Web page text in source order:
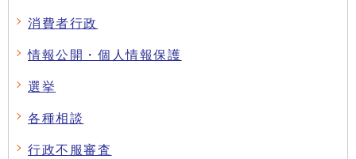
消費者行政
情報公開・個人情報保護
選挙
各種相談
行政不服審査